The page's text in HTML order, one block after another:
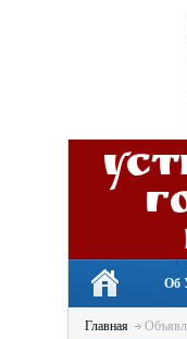
Об
Главная